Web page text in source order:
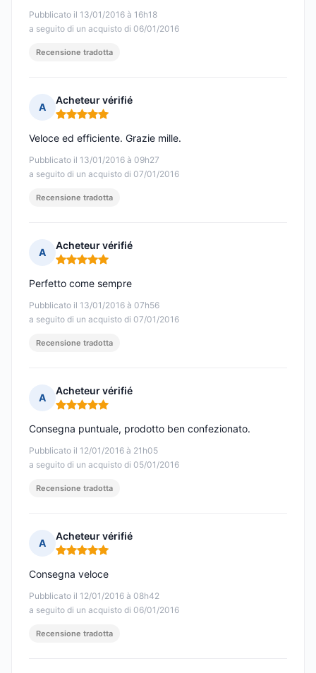
Pubblicato il 13/01/2016 à 16h18
a seguito di un acquisto di 06/01/2016
Recensione tradotta
A
Acheteur vérifié
Nota: 5 su 5
Pubblicato il 13/01/2016 à 09h27
a seguito di un acquisto di 07/01/2016
Veloce ed efficiente. Grazie mille.
Recensione tradotta
A
Acheteur vérifié
Nota: 5 su 5
Pubblicato il 13/01/2016 à 07h56
a seguito di un acquisto di 07/01/2016
Perfetto come sempre
Recensione tradotta
A
Acheteur vérifié
Nota: 5 su 5
Pubblicato il 12/01/2016 à 21h05
a seguito di un acquisto di 05/01/2016
Consegna puntuale, prodotto ben confezionato.
Recensione tradotta
A
Acheteur vérifié
Nota: 5 su 5
Pubblicato il 12/01/2016 à 08h42
a seguito di un acquisto di 06/01/2016
Consegna veloce
Recensione tradotta